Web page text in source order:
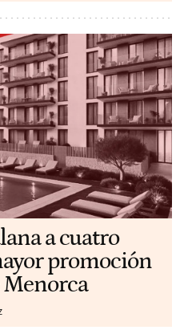
a cuatro
promoción